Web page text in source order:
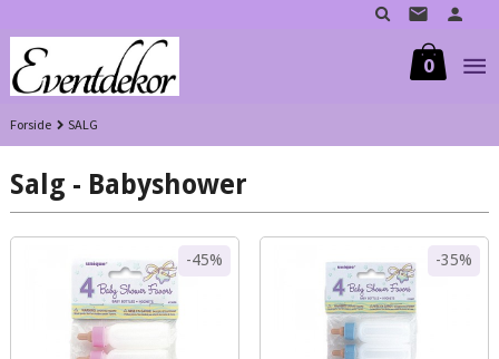
til
innholdet
0
Forside SALG
Salg - Babyshower
-45% -35%